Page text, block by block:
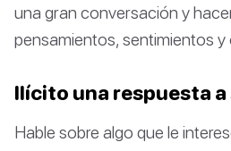
una gran conversación y
pensamientos, sentimientos y
Ilícito una respuesta
Hable sobre algo que le